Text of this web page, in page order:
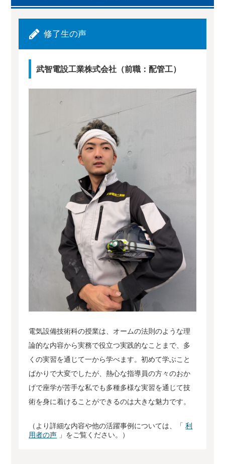
修了生の声
武智電設工業株式会社（前職：配管工）
電気設備技術科の授業は、オームの法則のような理
論的な内容から実務で役立つ実践的なことまで、多
くの実習を通じて一から学べます。初めて学ぶこと
ばかりで大変でしたが、熱心な指導員の方々のおか
げで座学が苦手な私でも多種多様な実習を通じて技
術を身に着けることができるのは大きな魅力です。
（より詳細な内容や他の活躍事例については、「 利
用者の声 」をご覧ください。）